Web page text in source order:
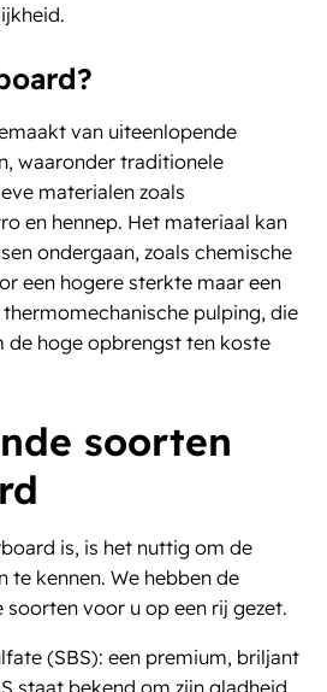
van uiteenlopende
waaronder traditionele
materialen zoals
en hennep. Het materiaal kan
ondergaan, zoals chemische
een hogere sterkte maar een
pulping, die
de hoge opbrengst ten koste
soorten
is, is het nuttig om de
te kennen. We hebben de
voor u op een rij gezet.
(SBS): een premium, briljant
staat bekend om zijn gladheid